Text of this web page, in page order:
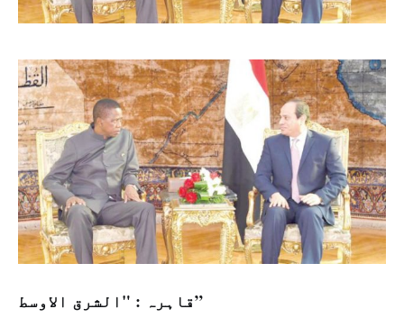
قاہرہ : "الشرق الاوسط”